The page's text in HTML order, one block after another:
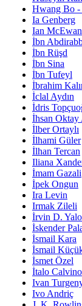
Hwang Bo -
Ia Genberg
Ian McEwan
İbn
İbn Rüşd
İbn Sina
İbn Tufeyl
İbrahim
İclal Aydın
İdris
İhsan Oktay
İlber Ortaylı
İlhami Güler
İlhan Tercan
Iliana
İmam Gazali
İpek Ongun
Ira Levin
Irmak Zileli
İrvin D.
İskender
İsmail Kara
İsmail
İsmet Özel
İtalo Calvino
Ivan
Ivo Andriç